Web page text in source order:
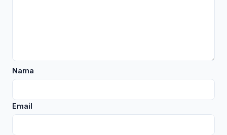
Nama
Email